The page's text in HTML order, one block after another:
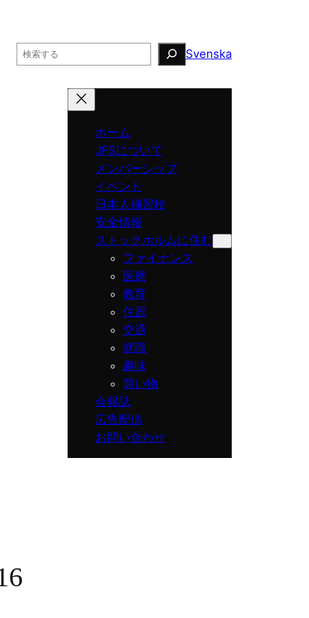
Search Svenska
ホーム
JFSについて
メンバーシップ
イベント
日本人補習校
安全情報
ストックホルムに住む
ファイナンス
医療
教育
住居
交通
就職
趣味
買い物
会報誌
広告配信
お問い合わせ